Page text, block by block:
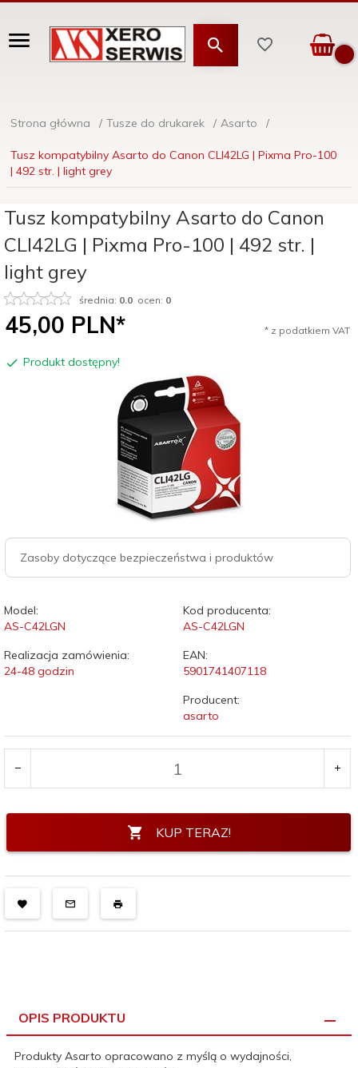
Strona główna Tusze do drukarek Asarto
Tusz kompatybilny Asarto do Canon CLI42LG | Pixma Pro-100
| 492 str. | light grey
Tusz kompatybilny Asarto do Canon
CLI42LG | Pixma Pro-100 | 492 str. |
light grey
średnia: 0.0 ocen: 0
45,00 PLN* * z podatkiem VAT
Produkt dostępny!
Zasoby dotyczące bezpieczeństwa i produktów
Model:
AS-C42LGN
Kod producenta:
AS-C42LGN
Realizacja zamówienia:
24-48 godzin
EAN:
5901741407118
Producent:
asarto
KUP TERAZ!
OPIS PRODUKTU
Produkty Asarto opracowano z myślą o wydajności,